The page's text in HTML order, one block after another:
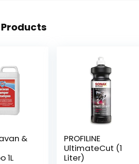
&
1L
PROFILINE
UltimateCut (1
Liter)